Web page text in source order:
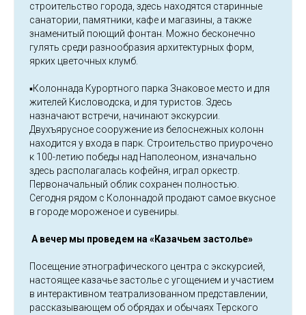
строительство города, здесь находятся старинные
санатории, памятники, кафе и магазины, а также
знаменитый поющий фонтан. Можно бесконечно
гулять среди разнообразия архитектурных форм,
ярких цветочных клумб.
▪️Колоннада Курортного парка Знаковое место и для
жителей Кисловодска, и для туристов. Здесь
назначают встречи, начинают экскурсии.
Двухъярусное сооружение из белоснежных колонн
находится у входа в парк. Строительство приурочено
к 100-летию победы над Наполеоном, изначально
здесь располагалась кофейня, играл оркестр.
Первоначальный облик сохранен полностью.
Сегодня рядом с Колоннадой продают самое вкусное
в городе мороженое и сувениры.
А вечер мы проведем на «Казачьем застолье»
Посещение этнографического центра с экскурсией,
настоящее казачье застолье с угощением и участием
в интерактивном театрализованном представлении,
рассказывающем об обрядах и обычаях Терского